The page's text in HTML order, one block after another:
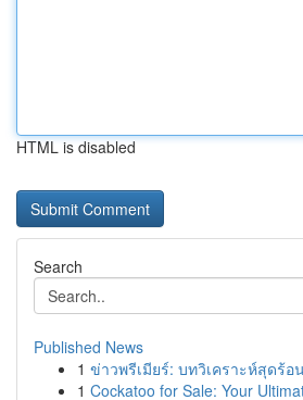
HTML is disabled
Search
Published News
1 ข่าวพรีเมียร์: บทวิเคราะห์สุดร้อ
1 Cockatoo for Sale: Your